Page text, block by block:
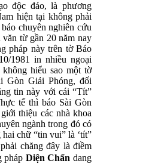
độc đáo, là phương
hiện tại không phải
chuyên nghiên cứu
từ gần 20 năm nay
pháp này trên tờ Báo
1981 in nhiều ngoại
hiểu sao một tờ
Gòn Giải Phóng, đối
tin này với cái “Tít”
tế thì báo Sài Gòn
thiệu các nhà khoa
ngành trong đó có
chữ “tin vui” là ‘tít”
chăng đây là điềm
pháp Diện Chẩn dang